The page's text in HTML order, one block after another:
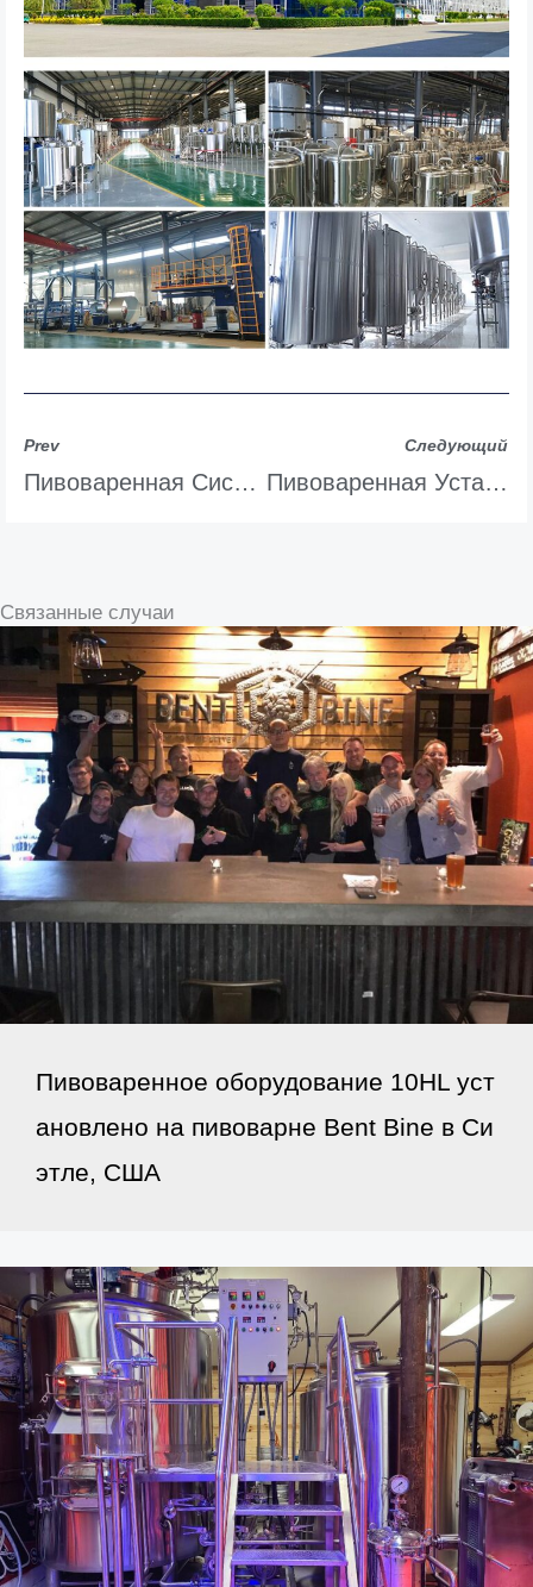
Prev
Пивоваренная Система 2000L/20HL
Следующий
Пивоваренная Установка 15000 Л/150 Л
Связанные случаи
Пивоваренное оборудование 10HL уст
ановлено на пивоварне Bent Bine в Си
этле, США